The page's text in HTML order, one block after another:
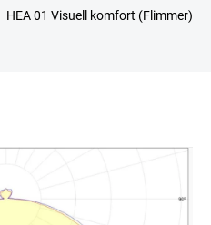
HEA 01 Visuell komfort (Flimmer)